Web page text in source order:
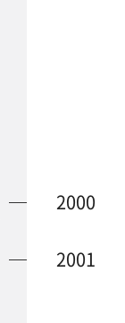
2000
2001